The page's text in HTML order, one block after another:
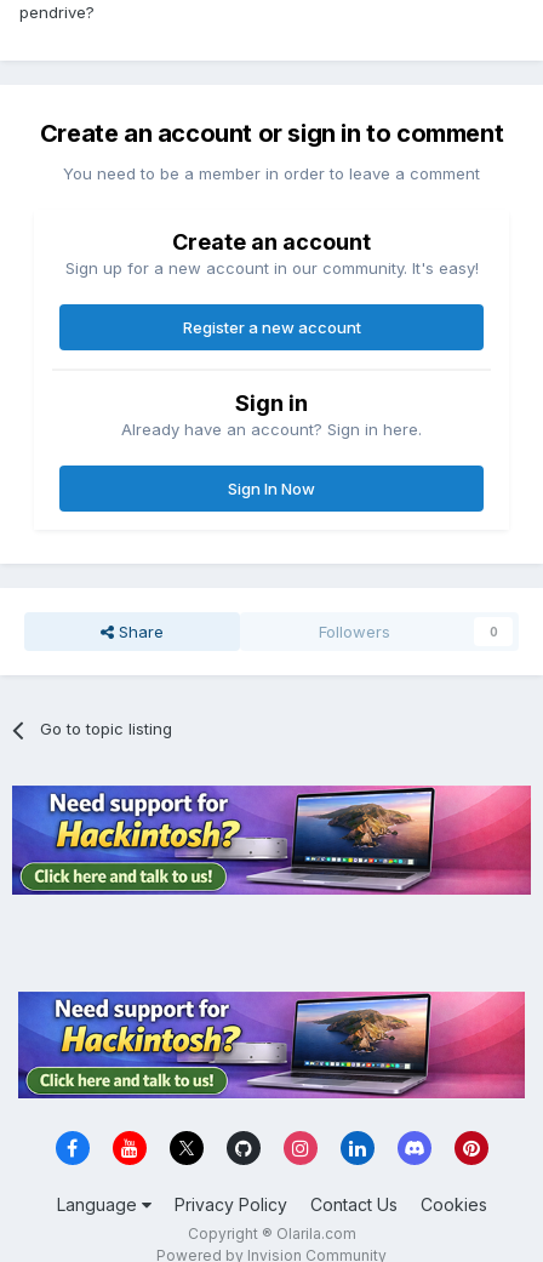
pendrive?
Create an account or sign in to comment
You need to be a member in order to leave a comment
Create an account
Sign up for a new account in our community. It's easy!
Register a new account
Sign in
Already have an account? Sign in here.
Sign In Now
Share Followers 0
Go to topic listing
Language Privacy Policy Contact Us Cookies
Copyright ® Olarila.com
Powered by Invision Community